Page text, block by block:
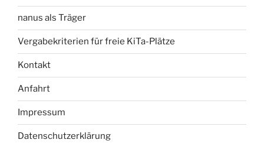
nanus als Träger
Vergabekriterien für freie KiTa-Plätze
Kontakt
Anfahrt
Impressum
Datenschutzerklärung